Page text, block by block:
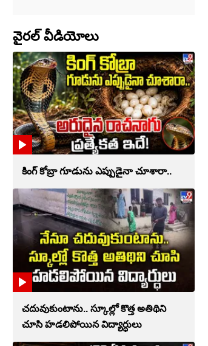
వైరల్ వీడియోలు
కింగ్ కోబ్రా గూడును ఎప్పుడైనా చూశారా..
చదువుకుంటాను.. స్కూల్లో కొత్త అతిథిని
చూసి హడలిపోయిన విద్యార్ధులు